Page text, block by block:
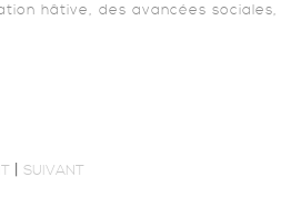
hâtive, des avancées
| SUIVANT